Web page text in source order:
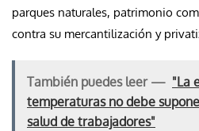
parques naturales, patrimonio
contra su mercantilización y
También puedes leer — "La
temperaturas no debe
salud de trabajadores"